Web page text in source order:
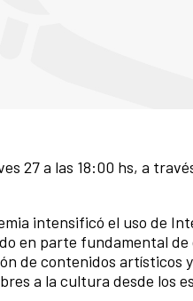
27 a las 18:00 hs, a
intensificó el uso de
en parte fundamental de
de contenidos artísticos
a la cultura desde los